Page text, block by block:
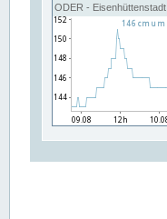
ODER - Eisenhüttenstadt